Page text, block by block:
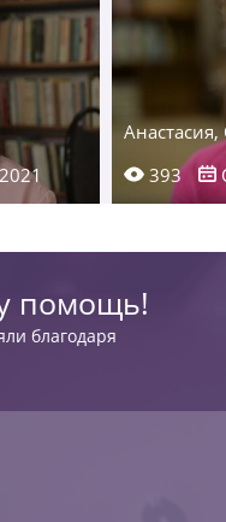
Анастасия,
393
помощь!
благодаря